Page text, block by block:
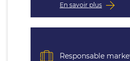
En savoir plus
Responsable